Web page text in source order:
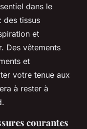
dans le
des tissus
et
Des vêtements
et
votre tenue aux
à rester à
courantes